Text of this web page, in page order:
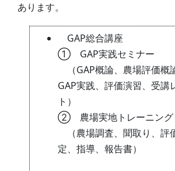
あります。
GAP総合講座
① GAP実践セミナー
（GAP概論、農場評価概
GAP実践、評価演習、受講
ト）
② 農場実地トレーニング
（農場調査、聞取り、評
定、指導、報告書）